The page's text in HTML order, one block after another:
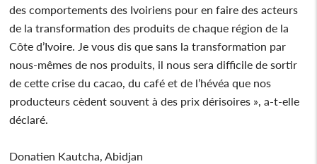
des comportements des Ivoiriens pour en faire des acteurs
de la transformation des produits de chaque région de la
Côte d’Ivoire. Je vous dis que sans la transformation par
nous-mêmes de nos produits, il nous sera difficile de sortir
de cette crise du cacao, du café et de l’hévéa que nos
producteurs cèdent souvent à des prix dérisoires », a-t-elle
déclaré.
Donatien Kautcha, Abidjan